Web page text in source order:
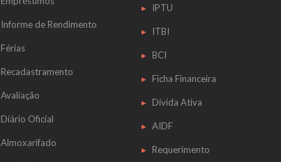
Informe de Rendimento
Férias
Recadastramento
Avaliação
Diário Oficial
Almoxarifado
IPTU
ITBI
BCI
Ficha Financeira
Dívida Ativa
AIDF
Requerimento